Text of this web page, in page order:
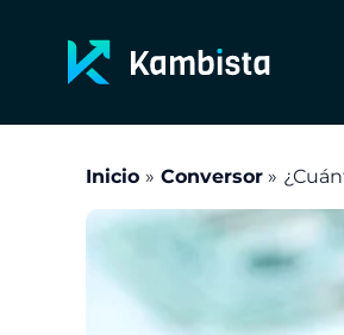
contenido
Inicio Conversor